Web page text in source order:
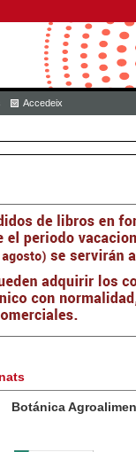
Accedeix
Agroalimentaria